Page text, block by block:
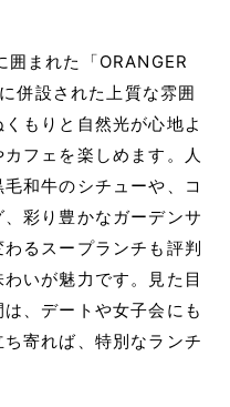
まれた「ORANGER
設された上質な雰囲
もりと自然光が心地よ
フェを楽しめます。人
和牛のシチューや、コ
彩り豊かなガーデンサ
るスープランチも評判
いが魅力です。見た目
、デートや女子会にも
寄れば、特別なランチ